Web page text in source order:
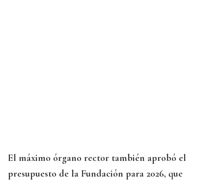
El máximo órgano rector también aprobó el
presupuesto de la Fundación para 2026, que